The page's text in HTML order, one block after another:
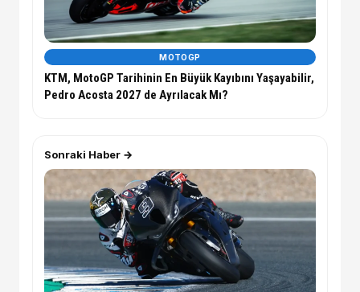
MOTOGP
KTM, MotoGP Tarihinin En Büyük Kayıbını Yaşayabilir,
Pedro Acosta 2027 de Ayrılacak Mı?
Sonraki Haber →